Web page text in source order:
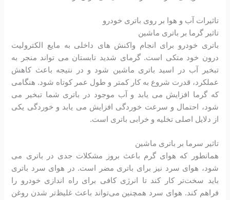
تاثیرات آب و هوا بر روی باتری خودرو
تاثیر گرما بر باتری ماشین
باتری خودرو برای انجام واکنش های داخلی به مایع الکترولیت
درون خود متکی است. گرمای شدید تابستان می تواند منجر به
تبخیر آب در اسید باتری ماشین شود و در نتیجه باعث کاهش
عملکرد، قدرت شروع به کار کمتر و طول عمر کوتاه شود. هنگامی
که گرما افزایش می یابد و آب موجود در باتری شما تبخیر می
شود، احتمال و سرعت خوردگی افزایش می یابد و خوردگی یکی
از دلایل اصلی تخلیه و خرابی باتری است.
تاثیر سرما بر باتری ماشین
همانطور که هوای گرم باعث بروز مشکلات جدی در باتری می
شود، هوای سرد نیز برای باتری مضر است. در هوای سرد باتری
باید سخت‌تر کار کند تا انرژی کافی برای راه اندازی خودرو را
فراهم کند. هوای سرد همچنین می‌تواند باعث غلیظ‌تر شدن روغن